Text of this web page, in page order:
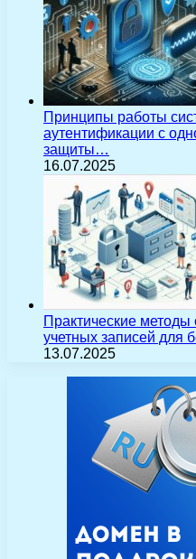
Принципы работы
аутентификации с
защиты…
16.07.2025
Практические методы
учетных записей для
13.07.2025